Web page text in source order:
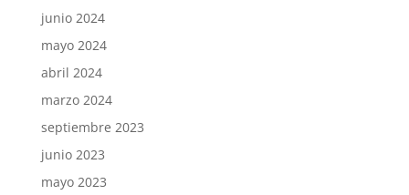
junio 2024
mayo 2024
abril 2024
marzo 2024
septiembre 2023
junio 2023
mayo 2023